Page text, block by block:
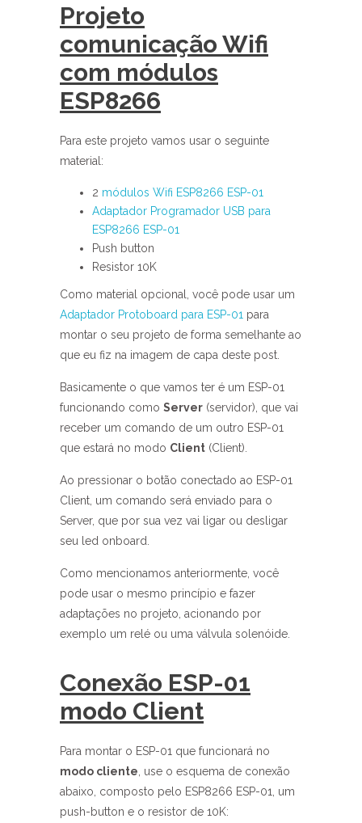
Projeto
comunicação Wifi
com módulos
ESP8266
Para este projeto vamos usar o seguinte
material:
2 módulos Wifi ESP8266 ESP-01
Adaptador Programador USB para
ESP8266 ESP-01
Push button
Resistor 10K
Como material opcional, você pode usar um
Adaptador Protoboard para ESP-01 para
montar o seu projeto de forma semelhante ao
que eu fiz na imagem de capa deste post.
Basicamente o que vamos ter é um ESP-01
funcionando como Server (servidor), que vai
receber um comando de um outro ESP-01
que estará no modo Client (Client).
Ao pressionar o botão conectado ao ESP-01
Client, um comando será enviado para o
Server, que por sua vez vai ligar ou desligar
seu led onboard.
Como mencionamos anteriormente, você
pode usar o mesmo princípio e fazer
adaptações no projeto, acionando por
exemplo um relé ou uma válvula solenóide.
Conexão ESP-01
modo Client
Para montar o ESP-01 que funcionará no
modo cliente , use o esquema de conexão
abaixo, composto pelo ESP8266 ESP-01, um
push-button e o resistor de 10K: